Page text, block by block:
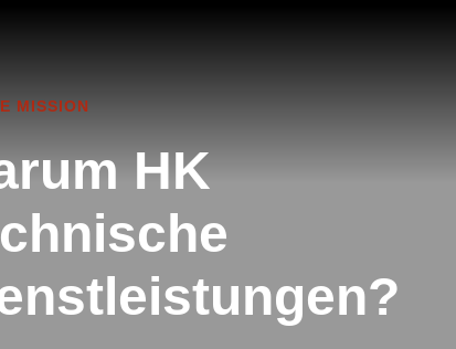
MISSION
HK